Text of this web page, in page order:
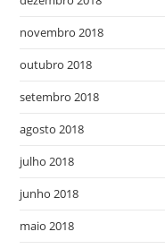
novembro 2018
outubro 2018
setembro 2018
agosto 2018
julho 2018
junho 2018
maio 2018